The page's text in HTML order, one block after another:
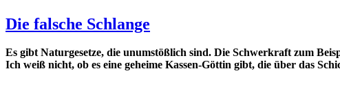
Die falsche Schlange
Es gibt Naturgesetze, die unumstößlich sind. Die Schwerkraft zum
Ich weiß nicht, ob es eine geheime Kassen-Göttin gibt, die über das